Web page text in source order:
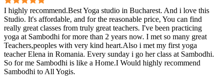
I highly recommend.Best Yoga studio in Bucharest. And i love this
Studio. It's affordable, and for the reasonable price, You can find
really great classes from truly great teachers. I've been practicing
yoga at Sambodhi for more than 2 years now. I met so many great
Teachers,peoples with very kind heart.Also i met my first yoga
teacher Elena in Romania. Every sunday i go her class at Sambodhi.
So for me Sambodhi is like a Home.I Would highly recommend
Sambodhi to All Yogis.